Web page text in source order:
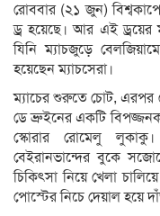
রোববার (২১ জুন)
ড্র হয়েছে। আর এই ড্রয়ের
যিনি ম্যাচজুড়ে
হয়েছেন ম্যাচসেরা।
ম্যাচের শুরুতে চোট, এরপর
ডে ব্রুইনের একটি
স্কোরার রোমেলু
বেইরানভান্দের বুকে
চিকিৎসা নিয়ে খেলা
পোস্টের নিচে দেয়াল হয়ে